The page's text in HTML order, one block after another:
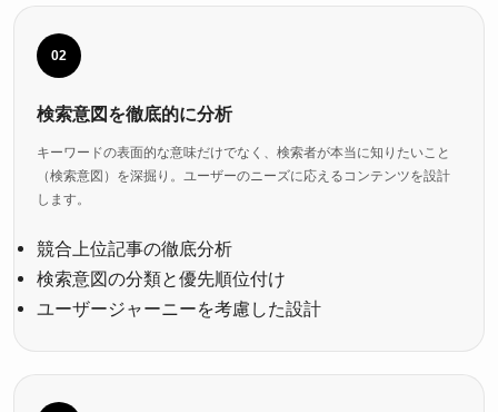
02
検索意図を徹底的に分析
キーワードの表面的な意味だけでなく、検索者が本当に知りたいこと
（検索意図）を深掘り。ユーザーのニーズに応えるコンテンツを設計
します。
競合上位記事の徹底分析
検索意図の分類と優先順位付け
ユーザージャーニーを考慮した設計